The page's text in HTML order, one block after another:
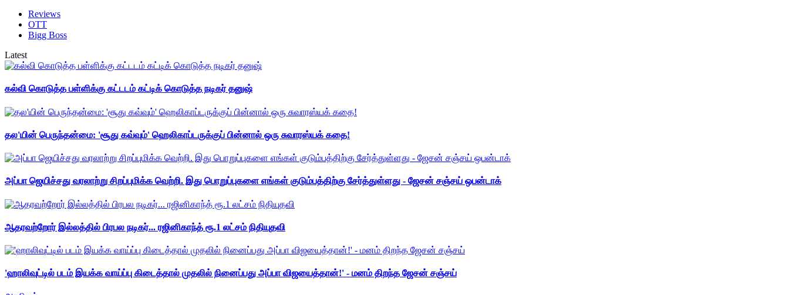
Reviews
OTT
Bigg Boss
Latest
கல்வி கொடுத்த பள்ளிக்கு கட்டடம் கட்டிக் கொடுத்த நடிகர் தனுஷ்
தல'யின் பெருந்தன்மை: 'சூது கவ்வும்' ஹெலிகாப்டருக்குப் பின்னால் ஒரு சுவாரஸ்யக் கதை!
அப்பா ஜெயிச்சது வரலாற்று சிறப்புமிக்க வெற்றி. இது பொறுப்புகளை எங்கள் குடும்பத்திற்கு சேர்த்துள்ளது - ஜேசன் சஞ்சய் ஒபன்டாக்
ஆதரவற்றோர் இல்லத்தில் பிரபல நடிகர்... ரஜினிகாந்த் ரூ.1 லட்சம் நிதியுதவி
'ஹாலிவுட்டில் படம் இயக்க வாய்ப்பு கிடைத்தால் முதலில் நினைப்பது அப்பா விஜயைத்தான்!' - மனம் திறந்த ஜேசன் சஞ்சய்